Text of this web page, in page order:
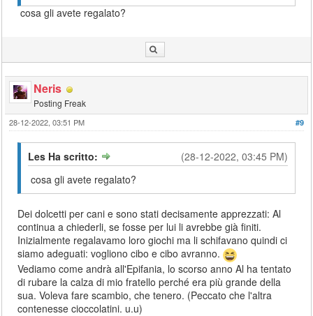
cosa gli avete regalato?
Neris
Posting Freak
#9
28-12-2022, 03:51 PM
(28-12-2022, 03:45 PM)
Les Ha scritto:
cosa gli avete regalato?
Dei dolcetti per cani e sono stati decisamente apprezzati: Al
continua a chiederli, se fosse per lui li avrebbe già finiti.
Inizialmente regalavamo loro giochi ma li schifavano quindi ci
siamo adeguati: vogliono cibo e cibo avranno.
Vediamo come andrà all'Epifania, lo scorso anno Al ha tentato
di rubare la calza di mio fratello perché era più grande della
sua. Voleva fare scambio, che tenero. (Peccato che l'altra
contenesse cioccolatini. u.u)